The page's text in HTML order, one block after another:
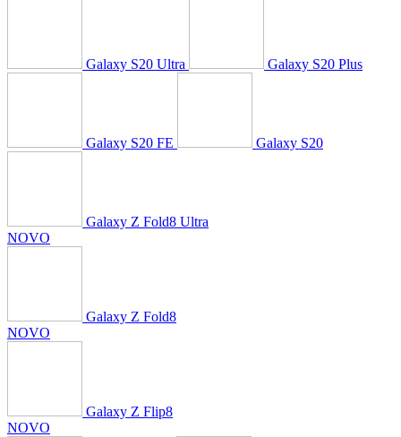
Galaxy S20 Ultra Galaxy S20 Plus
Galaxy S20 FE Galaxy S20
Galaxy Z Fold8 Ultra
NOVO
Galaxy Z Fold8
NOVO
Galaxy Z Flip8
NOVO